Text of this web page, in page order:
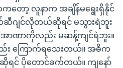
ော့ လူနာက အချိန်မရွေးရှိနိုင်
ဂျင်လိုတယ်ဆိုရင် မသွားရဲဘူး
ာဏာကိုလည်း မဆန့်ကျင်ရဲဘူး။
ကြောက်ရသေးတယ်။ အဓိက
ရင် ပိုတောင်ခက်တယ်။ ကျနော်